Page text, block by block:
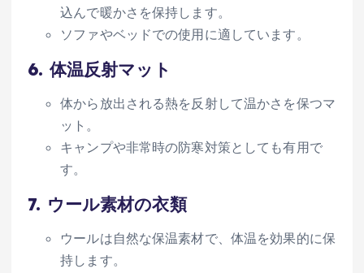
込んで暖かさを保持します。
ソファやベッドでの使用に適しています。
6. 体温反射マット
体から放出される熱を反射して温かさを保つマ
ット。
キャンプや非常時の防寒対策としても有用で
す。
7. ウール素材の衣類
ウールは自然な保温素材で、体温を効果的に保
持します。